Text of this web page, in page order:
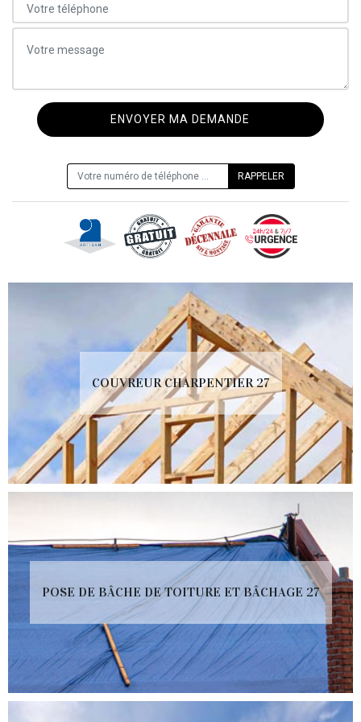
COUVREUR CHARPENTIER 27
POSE DE BÂCHE DE TOITURE ET BÂCHAGE 27